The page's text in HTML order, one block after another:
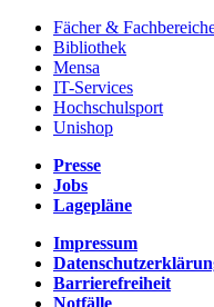
Fächer &
Bibliothek
Mensa
IT-Services
Hochschulsport
Unishop
Presse
Jobs
Lagepläne
Impressum
Barrierefreiheit
Notfälle